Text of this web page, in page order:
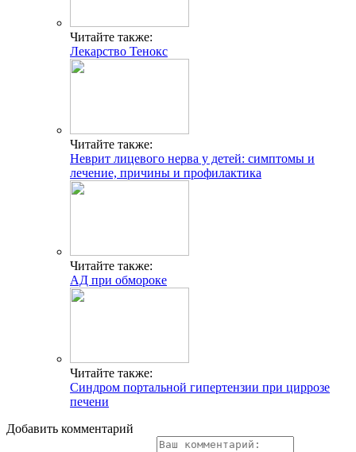
Читайте также:
Лекарство Тенокс
Читайте также:
Неврит лицевого нерва у детей: симптомы и
лечение, причины и профилактика
Читайте также:
АД при обмороке
Читайте также:
Синдром портальной гипертензии при циррозе
печени
Добавить комментарий